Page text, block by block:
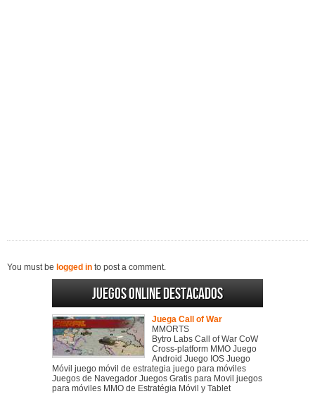
You must be logged in to post a comment.
Juegos online destacados
Juega Call of War
MMORTS
Bytro Labs Call of War CoW
Cross-platform MMO Juego
Android Juego IOS Juego
Móvil juego móvil de estrategia juego para móviles
Juegos de Navegador Juegos Gratis para Movil juegos
para móviles MMO de Estratégia Móvil y Tablet